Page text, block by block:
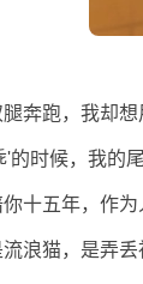
奔跑，我却
'的时候，我的
十五年，作
浪猫，是弄丢